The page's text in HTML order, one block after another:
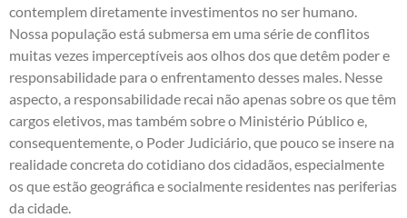
contemplem diretamente investimentos no ser humano.
Nossa população está submersa em uma série de conflitos
muitas vezes imperceptíveis aos olhos dos que detêm poder e
responsabilidade para o enfrentamento desses males. Nesse
aspecto, a responsabilidade recai não apenas sobre os que têm
cargos eletivos, mas também sobre o Ministério Público e,
consequentemente, o Poder Judiciário, que pouco se insere na
realidade concreta do cotidiano dos cidadãos, especialmente
os que estão geográfica e socialmente residentes nas periferias
da cidade.